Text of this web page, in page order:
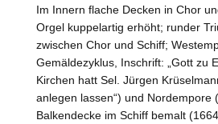
Im Innern flache Decken in Chor
Orgel kuppelartig erhöht; runder
zwischen Chor und Schiff;
Gemäldezyklus, Inschrift: „Gott zu
Kirchen hatt Sel. Jürgen
anlegen lassen“) und Nordempore
Balkendecke im Schiff bemalt